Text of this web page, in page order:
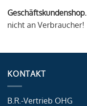
Geschäftskundenshop.
nicht an Verbraucher!
KONTAKT
B.R.-Vertrieb OHG